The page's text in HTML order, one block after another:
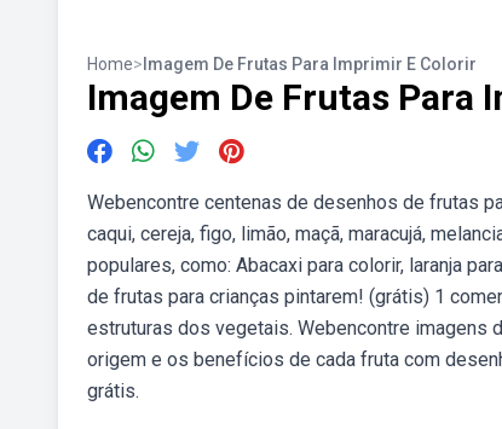
Home> Imagem De Frutas Para Imprimir E Colorir
Imagem De Frutas Para
Webencontre centenas de desenhos de frutas
caqui, cereja, figo, limão, maçã, maracujá,
populares, como: Abacaxi para colorir, laranja
de frutas para crianças pintarem! (grátis) 1
estruturas dos vegetais. Webencontre imagens
origem e os benefícios de cada fruta com
grátis.